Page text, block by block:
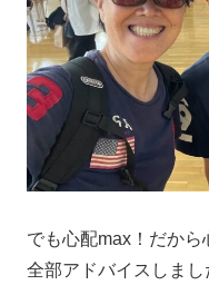
でも心配max！だか
全部アドバイスしまし